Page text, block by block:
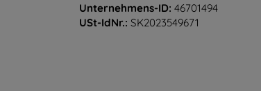
Unternehmens-ID: 46701494
USt-IdNr.: SK2023549671